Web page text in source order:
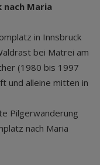
nach Maria
in Innsbruck
bei Matrei am
(1980 bis 1997
und alleine mitten in
Pilgerwanderung
nach Maria